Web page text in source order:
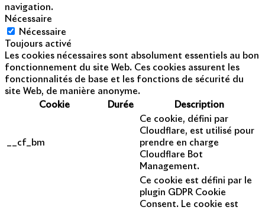
navigation.
Nécessaire
Nécessaire
Toujours activé
Les cookies nécessaires sont absolument essentiels au bon
fonctionnement du site Web. Ces cookies assurent les
fonctionnalités de base et les fonctions de sécurité du
site Web, de manière anonyme.
Cookie
Durée Description
__cf_bm
Ce cookie, défini par
Cloudflare, est utilisé pour
prendre en charge
Cloudflare Bot
Management.
Ce cookie est défini par le
plugin GDPR Cookie
Consent. Le cookie est